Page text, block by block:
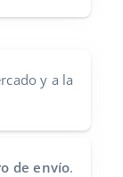
y a la
de envío.